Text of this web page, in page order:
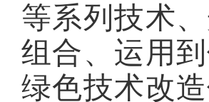
等系列技术
组合、运用
绿色技术改